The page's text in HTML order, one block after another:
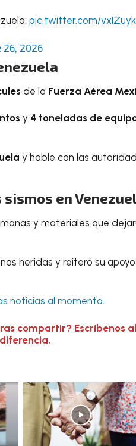
pic.twitter.com/
26, 2026
de la Fuerza Aérea
y 4 toneladas de
y hable con las
en
y materiales que
heridas y reiteró su
noticias al momento.
compartir? Escríbenos